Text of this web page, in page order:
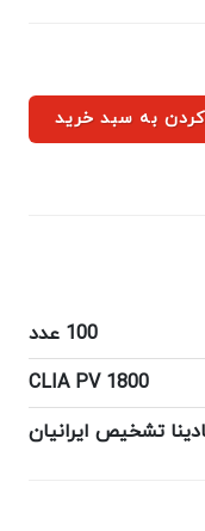
به سبد خرید
100 عدد
CLIA PV 1800
تشخیص ایرانیان